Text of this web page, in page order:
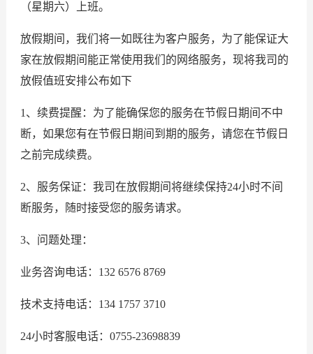
（星期六）上班。
放假期间，我们将一如既往为客户服务，为了能保证大
家在放假期间能正常使用我们的网络服务，现将我司的
放假值班安排公布如下
1、续费提醒：为了能确保您的服务在节假日期间不中
断，如果您有在节假日期间到期的服务，请您在节假日
之前完成续费。
2、服务保证：我司在放假期间将继续保持24小时不间
断服务，随时接受您的服务请求。
3、问题处理：
业务咨询电话：132 6576 8769
技术支持电话：134 1757 3710
24小时客服电话：0755-23698839